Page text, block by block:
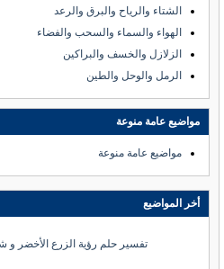
الشتاء والرياح والبرق والرعد
الهواء والسماء والسحب والفضاء
الزلازل والخسف والبراكين
الرمل والوحل والطين
مواضيع عامة منوعة
مواضيع عامة منوعة
أخر المواضيع
تفسير حلم رؤية الزرع الأخضر و